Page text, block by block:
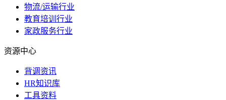
物流/运输行业
教育培训行业
家政服务行业
资源中心
背调资讯
HR知识库
工具资料